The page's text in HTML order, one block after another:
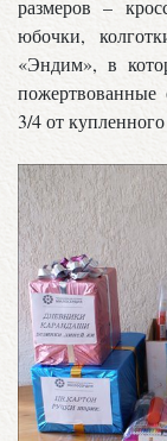
размеров –
юбочки,
«Эндим», в
пожертвованные
3/4 от